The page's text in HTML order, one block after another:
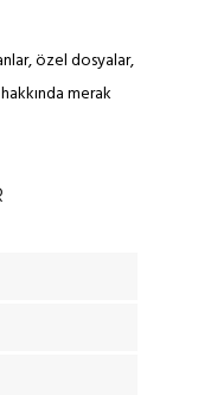
özel dosyalar,
merak